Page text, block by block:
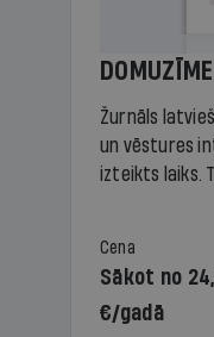
DOMUZĪME
Žurnāls
un vēstures
izteikts laiks.
Cena
Sākot no
€/gadā